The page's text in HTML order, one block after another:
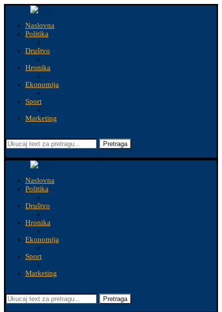
Naslovna
Politika
Društvo
Hronika
Ekonomija
Sport
Marketing
Pretraga
Naslovna
Politika
Društvo
Hronika
Ekonomija
Sport
Marketing
Pretraga